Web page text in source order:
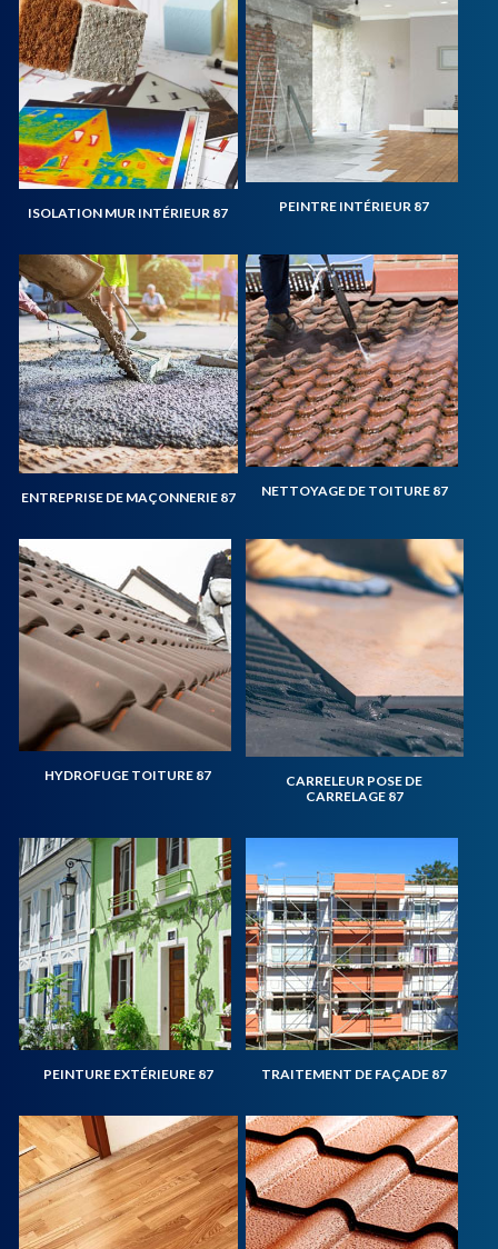
ISOLATION MUR INTÉRIEUR 87 PEINTRE INTÉRIEUR 87
ENTREPRISE DE MAÇONNERIE 87 NETTOYAGE DE TOITURE 87
HYDROFUGE TOITURE 87
CARRELEUR POSE DE
CARRELAGE 87
PEINTURE EXTÉRIEURE 87 TRAITEMENT DE FAÇADE 87